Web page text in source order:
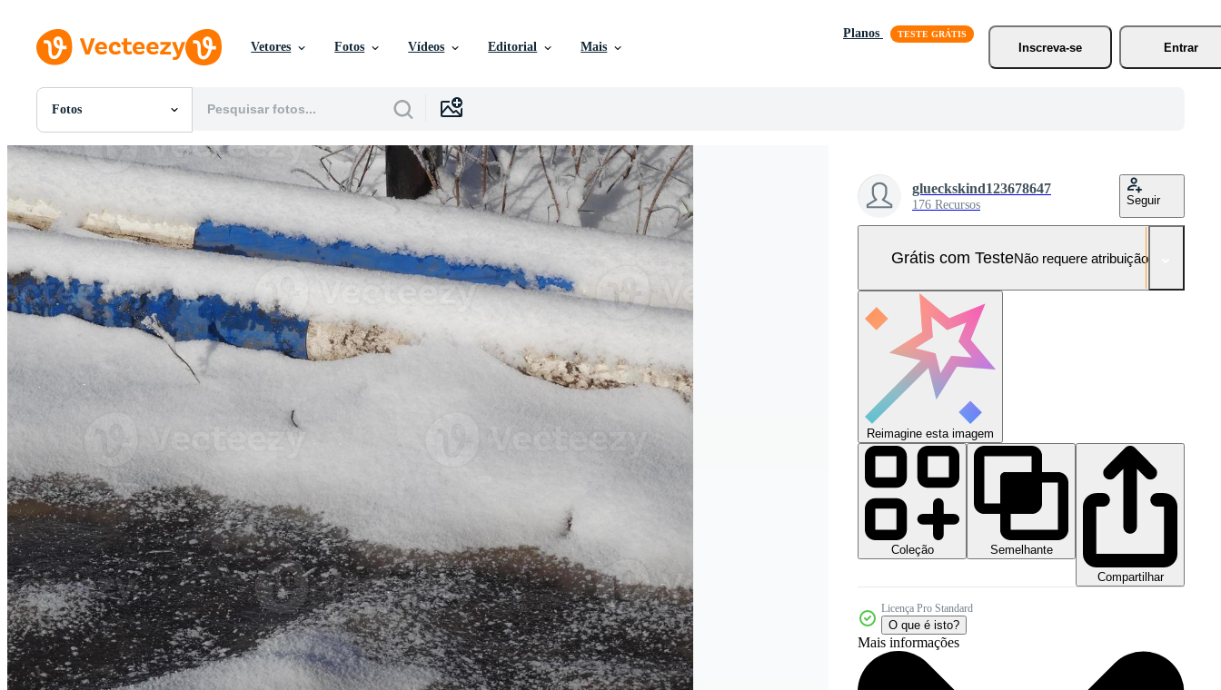
Vetores Fotos Vídeos Editorial Mais
Planos
Inscreva-se
Entrar
Fotos
Todas Imagens
Fotos
SVGs
Modelos
Vetores
Motion graphics
Imagens Editoriais
Eventos Editoriais
glueckskind123678647
176 Recursos Seguir
Grátis com TesteNão requere atribuição!
Reimagine esta imagem
Coleção
Semelhante
Compartilhar
Licença Pro Standard
O que é isto?
Mais informações